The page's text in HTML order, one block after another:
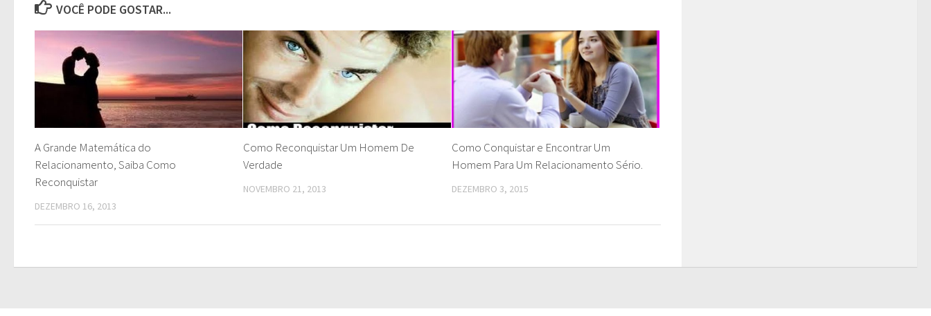
VOCÊ PODE GOSTAR...
A Grande Matemática do
Relacionamento, Saiba Como
Reconquistar
DEZEMBRO 16, 2013
Como Reconquistar Um Homem De
Verdade
NOVEMBRO 21, 2013
Como Conquistar e Encontrar Um
Homem Para Um Relacionamento Sério.
DEZEMBRO 3, 2015